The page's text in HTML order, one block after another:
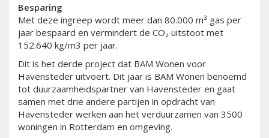
Besparing
Met deze ingreep wordt meer dan 80.000 m³ gas per
jaar bespaard en vermindert de CO₂ uitstoot met
152.640 kg/m3 per jaar.
Dit is het derde project dat BAM Wonen voor
Havensteder uitvoert. Dit jaar is BAM Wonen benoemd
tot duurzaamheidspartner van Havensteder en gaat
samen met drie andere partijen in opdracht van
Havensteder werken aan het verduurzamen van 3500
woningen in Rotterdam en omgeving.